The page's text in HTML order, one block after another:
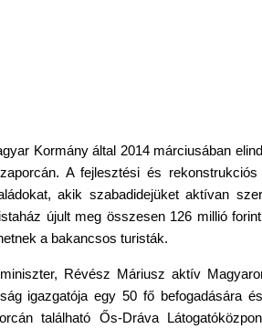
Kormány által 2014 márciusában
A fejlesztési és
akik szabadidejüket aktívan
újult meg összesen 126 millió
a bakancsos turisták.
Révész Máriusz aktív
igazgatója egy 50 fő befogadására
található Ős-Dráva